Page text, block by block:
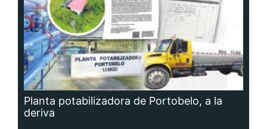
Planta potabilizadora de Portobelo, a la
deriva